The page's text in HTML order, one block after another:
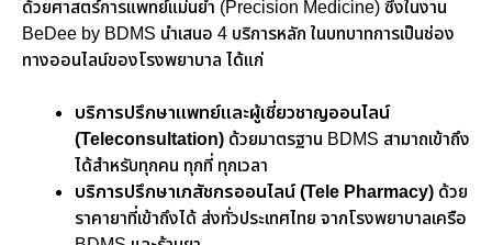
ด้วยศาสตร์การแพทย์แม่นยำ (Precision Medicine)ซึ่งในงาน
BeDee by BDMS นำเสนอ 4 บริการหลัก ในบทบาทการเป็นช่อง
ทางออนไลน์ของโรงพยาบาล ได้แก่
บริการปรึกษาแพทย์และผู้เชี่ยวชาญออนไลน์
(Teleconsultation) ด้วยมาตรฐาน BDMS สามาถเข้าถึง
ได้สำหรับทุกคน ทุกที่ ทุกเวลา
บริการปรึกษาเภสัชกรออนไลน์(Tele Pharmacy) ด้วย
ราคายาที่เข้าถึงได้ ส่งทั่วประเทศไทย จากโรงพยาบาลเครือ